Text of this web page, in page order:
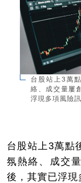
台股站上3萬
絡、成交量屢
浮現多項風險
台股站上3萬點
氛熱絡、成交
後，其實已浮